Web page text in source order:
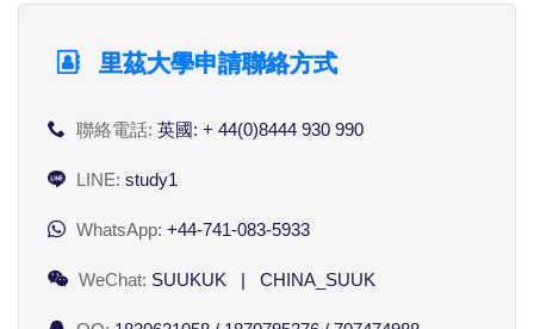
里茲大學申請聯絡方式
聯絡電話: 英國: + 44(0)8444 930 990
LINE: study1
WhatsApp: +44-741-083-5933
WeChat: SUUKUK | CHINA_SUUK